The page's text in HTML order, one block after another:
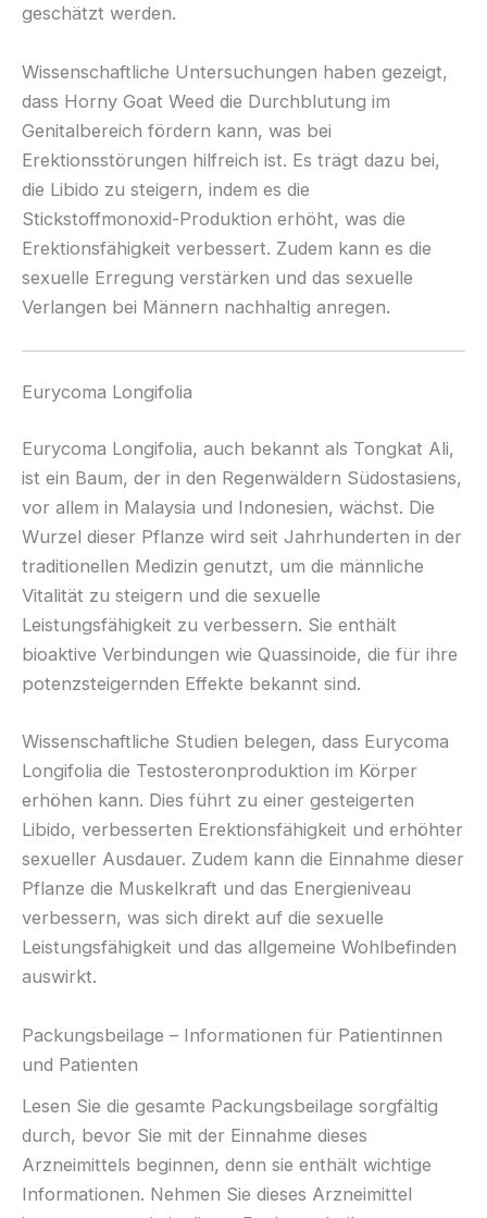
geschätzt werden.
Wissenschaftliche Untersuchungen haben gezeigt,
dass Horny Goat Weed die Durchblutung im
Genitalbereich fördern kann, was bei
Erektionsstörungen hilfreich ist. Es trägt dazu bei,
die Libido zu steigern, indem es die
Stickstoffmonoxid-Produktion erhöht, was die
Erektionsfähigkeit verbessert. Zudem kann es die
sexuelle Erregung verstärken und das sexuelle
Verlangen bei Männern nachhaltig anregen.
Eurycoma Longifolia
Eurycoma Longifolia, auch bekannt als Tongkat Ali,
ist ein Baum, der in den Regenwäldern Südostasiens,
vor allem in Malaysia und Indonesien, wächst. Die
Wurzel dieser Pflanze wird seit Jahrhunderten in der
traditionellen Medizin genutzt, um die männliche
Vitalität zu steigern und die sexuelle
Leistungsfähigkeit zu verbessern. Sie enthält
bioaktive Verbindungen wie Quassinoide, die für ihre
potenzsteigernden Effekte bekannt sind.
Wissenschaftliche Studien belegen, dass Eurycoma
Longifolia die Testosteronproduktion im Körper
erhöhen kann. Dies führt zu einer gesteigerten
Libido, verbesserten Erektionsfähigkeit und erhöhter
sexueller Ausdauer. Zudem kann die Einnahme dieser
Pflanze die Muskelkraft und das Energieniveau
verbessern, was sich direkt auf die sexuelle
Leistungsfähigkeit und das allgemeine Wohlbefinden
auswirkt.
Packungsbeilage – Informationen für Patientinnen
und Patienten
Lesen Sie die gesamte Packungsbeilage sorgfältig
durch, bevor Sie mit der Einnahme dieses
Arzneimittels beginnen, denn sie enthält wichtige
Informationen. Nehmen Sie dieses Arzneimittel